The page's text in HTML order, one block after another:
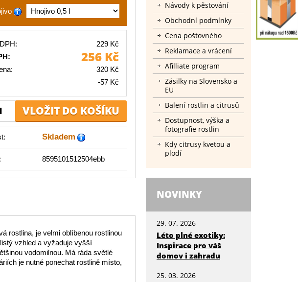
229 Kč
256 Kč
320 Kč
-57 Kč
Skladem
8595101512504ebb
rostlina, je velmi oblíbenou rostlinou
vzhled a vyžaduje vyšší
vodomilnou. Má ráda světlé
je nutné ponechat rostlině místo,
Návody k pěstování
Obchodní podmínky
Cena poštovného
Reklamace a vrácení
Afilliate program
Zásilky na Slovensko a
EU
Balení rostlin a citrusů
Dostupnost, výška a
fotografie rostlin
Kdy citrusy kvetou a
plodí
NOVINKY
29. 07. 2026
Léto plné exotiky:
Inspirace pro váš
domov i zahradu
25. 03. 2026